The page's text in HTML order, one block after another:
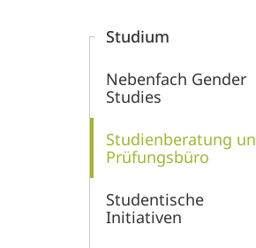
Studies
und
feministische
Studium
Nebenfach Gender
Studies
Studienberatung
Prüfungsbüro
Studentische
Initiativen